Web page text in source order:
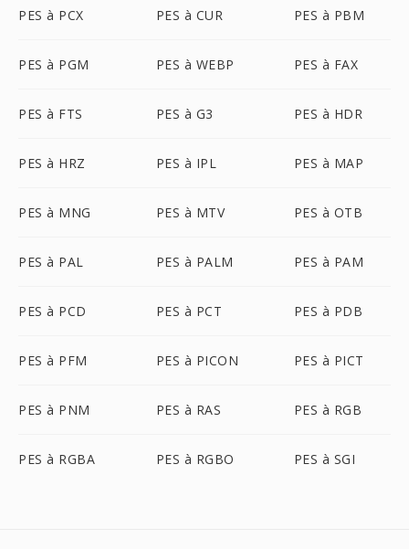
PES à PCX PES à CUR PES à PBM
PES à PGM PES à WEBP PES à FAX
PES à FTS PES à G3 PES à HDR
PES à HRZ PES à IPL PES à MAP
PES à MNG PES à MTV PES à OTB
PES à PAL PES à PALM PES à PAM
PES à PCD PES à PCT PES à PDB
PES à PFM PES à PICON PES à PICT
PES à PNM PES à RAS PES à RGB
PES à RGBA PES à RGBO PES à SGI